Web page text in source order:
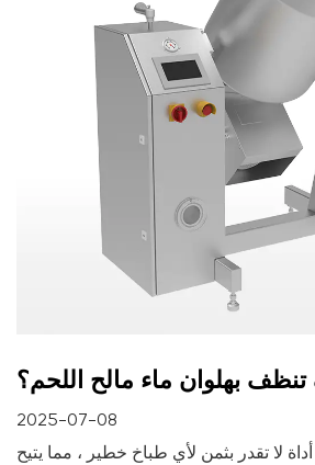
بهلوان ماء مالح اللحم؟
2025-07-08
لا تقدر بثمن لأي طباخ خطير ، مما يتيح